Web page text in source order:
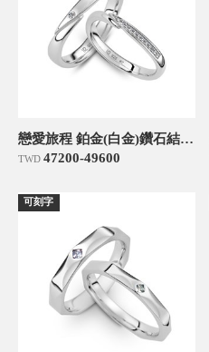
戀愛旅程 鉑金(白金)鑽石結婚對戒
TWD 47200-49600
可刻字